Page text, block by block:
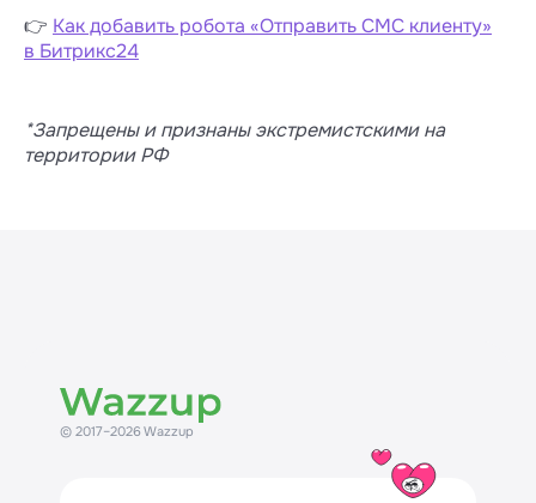
Если нужно проверить, какой тип медиа
можно прикрепить к сообщению, зайдите
с шаблоном → посмотрите тип в заголовке
шаблона.
👉 Как добавить робота «Отправить СМС клиенту»
в Битрикс24
*Запрещены и признаны экстремистскими на
территории РФ
© 2017–2026 Wazzup